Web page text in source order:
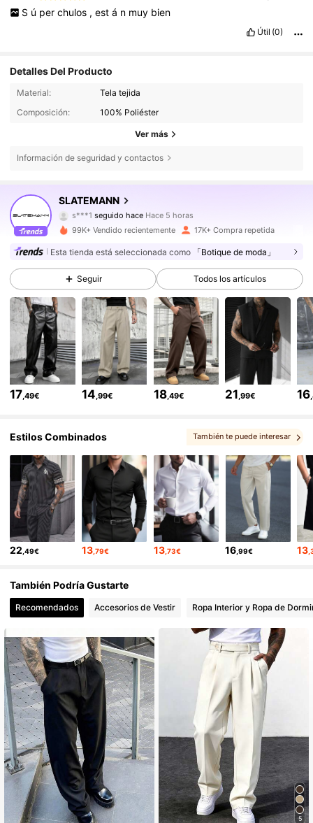
S ú per chulos , est á n muy bien
Útil (0)
Detalles Del Producto
Material:
Tela tejida
Composición:
100% Poliéster
Ver más
Información de seguridad y contactos
SLATEMANN
s***1seguido hace
b***s está navegando
4,67
25K Seguidores
4,67 25K Seguidores
4,67 25K Seguidores
4,67 25K Seguidores
25K Seguidores
25K Seguidores
4,67 25K Seguidores
4,67
4,67 25K Seguidores
99K+ Vendido recientemente 17K+ Compra repetida
Esta tienda está seleccionada como 「Botique de moda」
Seguir Todos los artículos
17,49€ 14,99€ 18,49€ 21,99€ 16
Estilos Combinados
También te puede interesar
, Puede que te guste, Te podría gustar
22 ,49€ 13 ,79€ 13,73€ 16 ,99€ 13
También Podría Gustarte
Recomendados Accesorios de Vestir Ropa Interior y Ropa de
5